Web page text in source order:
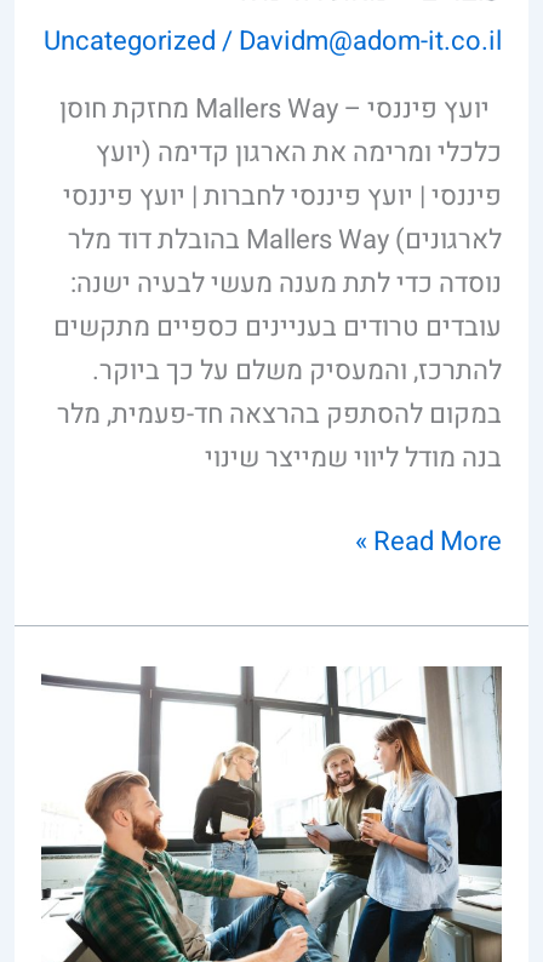
Uncategorized/Davidm@adom-it.co.il
יועץ פיננסי – Mallers Way מחזקת חוסן
כלכלי ומרימה את הארגון קדימה (יועץ
פיננסי | יועץ פיננסי לחברות | יועץ פיננסי
לארגונים) Mallers Way בהובלת דוד מלר
נוסדה כדי לתת מענה מעשי לבעיה ישנה:
עובדים טרודים בעניינים כספיים מתקשים
להתרכז, והמעסיק משלם על כך ביוקר.
במקום להסתפק בהרצאה חד-פעמית, מלר
בנה מודל ליווי שמייצר שינוי
Read More »
ניווט
בכלכלת
המשפחה